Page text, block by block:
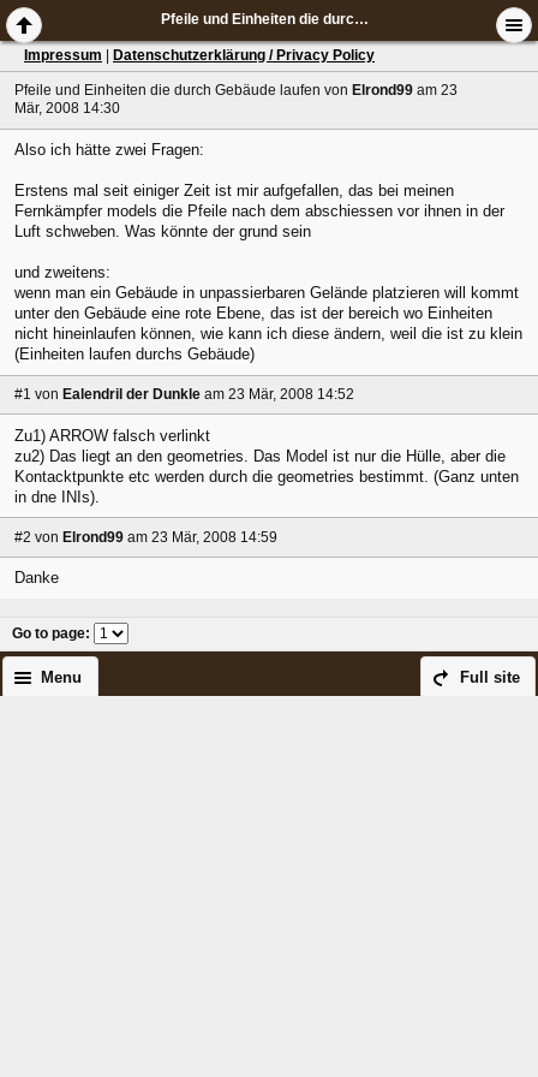
Pfeile und Einheiten die durch Gebäude laufen
Impressum Datenschutzerklärung / Privacy Policy
Pfeile und Einheiten die durch Gebäude laufen von Elrond99 am 23
Mär, 2008 14:30
Also ich hätte zwei Fragen:
Erstens mal seit einiger Zeit ist mir aufgefallen, das bei meinen
Fernkämpfer models die Pfeile nach dem abschiessen vor ihnen in der
Luft schweben. Was könnte der grund sein
und zweitens:
wenn man ein Gebäude in unpassierbaren Gelände platzieren will kommt
unter den Gebäude eine rote Ebene, das ist der bereich wo Einheiten
nicht hineinlaufen können, wie kann ich diese ändern, weil die ist zu klein
(Einheiten laufen durchs Gebäude)
#1 von Ealendril der Dunkle am 23 Mär, 2008 14:52
Zu1) ARROW falsch verlinkt
zu2) Das liegt an den geometries. Das Model ist nur die Hülle, aber die
Kontacktpunkte etc werden durch die geometries bestimmt. (Ganz unten
in dne INIs).
#2 von Elrond99 am 23 Mär, 2008 14:59
Danke
Go to page:
Full site
Menu